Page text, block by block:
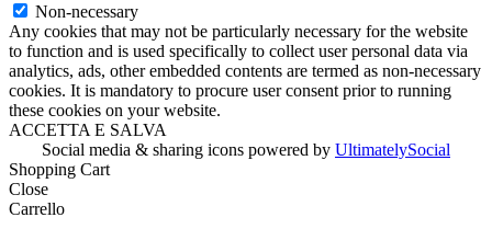
Non-necessary
Any cookies that may not be particularly necessary for the website
to function and is used specifically to collect user personal data via
analytics, ads, other embedded contents are termed as non-necessary
cookies. It is mandatory to procure user consent prior to running
these cookies on your website.
ACCETTA E SALVA
Social media & sharing icons powered by UltimatelySocial
Shopping Cart
Close
Carrello